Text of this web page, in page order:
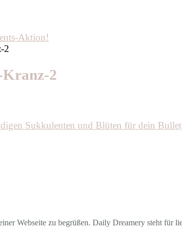
2
Kranz-2
Webseite zu begrüßen. Daily Dreamery steht für